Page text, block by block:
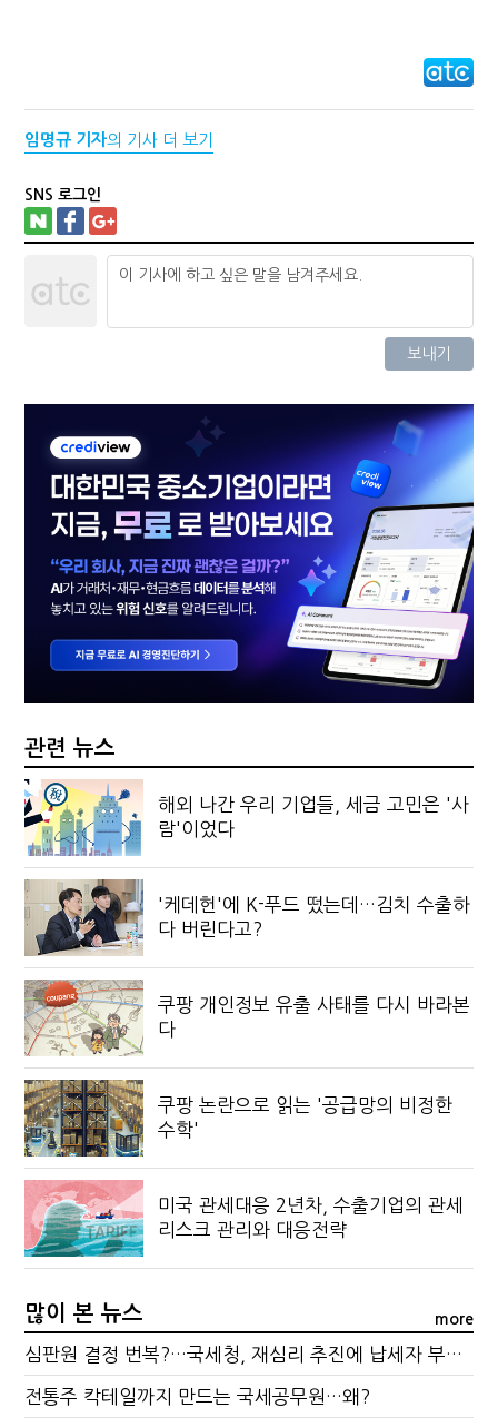
임명규 기자의 기사 더 보기
SNS 로그인
관련 뉴스
해외 나간 우리 기업들, 세금 고민은 '사
람'이었다
'케데헌'에 K-푸드 떴는데…김치 수출하
다 버린다고?
쿠팡 개인정보 유출 사태를 다시 바라본
다
쿠팡 논란으로 읽는 '공급망의 비정한
수학'
미국 관세대응 2년차, 수출기업의 관세
리스크 관리와 대응전략
많이 본 뉴스 more
심판원 결정 번복?…국세청, 재심리 추진에 납세자 부담 우려
전통주 칵테일까지 만드는 국세공무원…왜?